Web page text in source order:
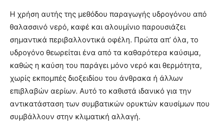
Η χρήση αυτής της μεθόδου παραγωγής υδρογόνου από
θαλασσινό νερό, καφέ και αλουμίνιο παρουσιάζει
σημαντικά περιβαλλοντικά οφέλη. Πρώτα απ’ όλα, το
υδρογόνο θεωρείται ένα από τα καθαρότερα καύσιμα,
καθώς η καύση του παράγει μόνο νερό και θερμότητα,
χωρίς εκπομπές διοξειδίου του άνθρακα ή άλλων
επιβλαβών αερίων. Αυτό το καθιστά ιδανικό για την
αντικατάσταση των συμβατικών ορυκτών καυσίμων που
συμβάλλουν στην κλιματική αλλαγή.